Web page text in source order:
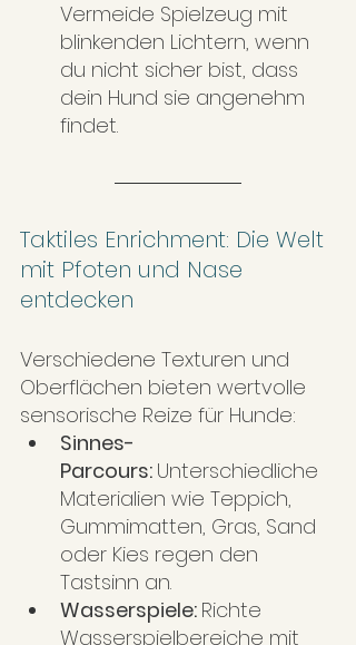
Vermeide Spielzeug mit
blinkenden Lichtern, wenn
du nicht sicher bist, dass
dein Hund sie angenehm
findet.
Taktiles Enrichment: Die Welt
mit Pfoten und Nase
entdecken
Verschiedene Texturen und
Oberflächen bieten wertvolle
sensorische Reize für Hunde:
Sinnes-
Parcours: Unterschiedliche
Materialien wie Teppich,
Gummimatten, Gras, Sand
oder Kies regen den
Tastsinn an.
Wasserspiele: Richte
Wasserspielbereiche mit